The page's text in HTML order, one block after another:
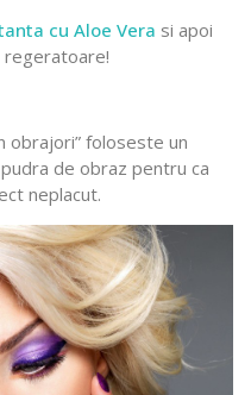
cu Aloe Vera si apoi
regeratoare!
obrajori” foloseste un
de obraz pentru ca
neplacut.